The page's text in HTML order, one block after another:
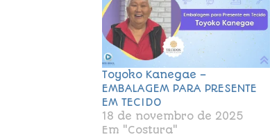
Toyoko Kanegae –
EMBALAGEM PARA PRESENTE
EM TECIDO
18 de novembro de 2025
Em "Costura"